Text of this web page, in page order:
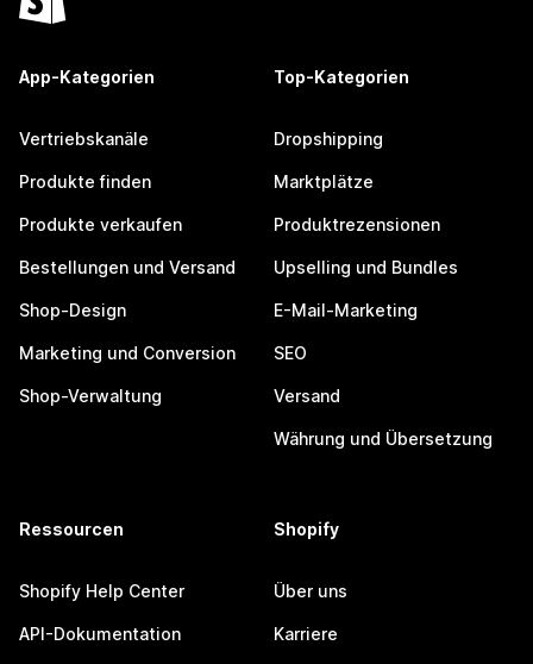
App-Kategorien
Vertriebskanäle
Produkte finden
Produkte verkaufen
Bestellungen und Versand
Shop-Design
Marketing und Conversion
Shop-Verwaltung
Top-Kategorien
Dropshipping
Marktplätze
Produktrezensionen
Upselling und Bundles
E-Mail-Marketing
SEO
Versand
Währung und Übersetzung
Ressourcen
Shopify Help Center
API-Dokumentation
Shopify
Über uns
Karriere